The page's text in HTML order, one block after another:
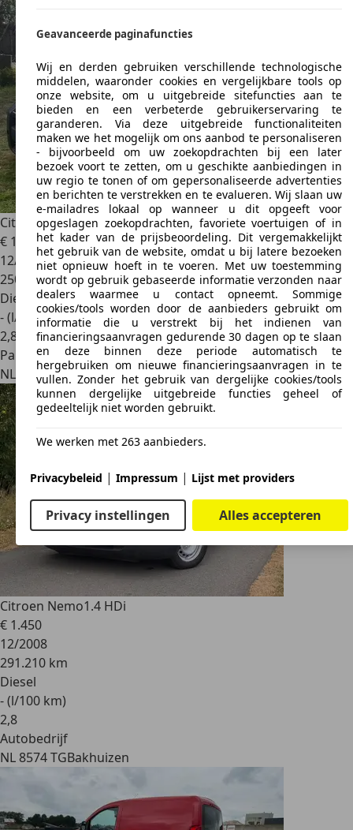
Citroen NemoNemo 1.3 HDiF
€ 1
12/2011
250.000 km
Diesel
- (l/100 km)
2,8
Particulier
NL 7721Dalfsen
Citroen Nemo1.4 HDi
€ 1.450
12/2008
291.210 km
Diesel
- (l/100 km)
2,8
Autobedrijf
NL 8574 TGBakhuizen
Geavanceerde paginafuncties
Wij en derden gebruiken verschillende technologische
middelen, waaronder cookies en vergelijkbare tools op
onze website, om u uitgebreide sitefuncties aan te
bieden en een verbeterde gebruikerservaring te
garanderen. Via deze uitgebreide functionaliteiten
maken we het mogelijk om ons aanbod te personaliseren
- bijvoorbeeld om uw zoekopdrachten bij een later
bezoek voort te zetten, om u geschikte aanbiedingen in
uw regio te tonen of om gepersonaliseerde advertenties
en berichten te verstrekken en te evalueren. Wij slaan uw
e-mailadres lokaal op wanneer u dit opgeeft voor
opgeslagen zoekopdrachten, favoriete voertuigen of in
het kader van de prijsbeoordeling. Dit vergemakkelijkt
het gebruik van de website, omdat u bij latere bezoeken
niet opnieuw hoeft in te voeren. Met uw toestemming
wordt op gebruik gebaseerde informatie verzonden naar
dealers waarmee u contact opneemt. Sommige
cookies/tools worden door de aanbieders gebruikt om
informatie die u verstrekt bij het indienen van
financieringsaanvragen gedurende 30 dagen op te slaan
en deze binnen deze periode automatisch te
hergebruiken om nieuwe financieringsaanvragen in te
vullen. Zonder het gebruik van dergelijke cookies/tools
kunnen dergelijke uitgebreide functies geheel of
gedeeltelijk niet worden gebruikt.
We werken met 263 aanbieders.
Privacybeleid | Impressum | Lijst met providers
Privacy instellingen Alles accepteren